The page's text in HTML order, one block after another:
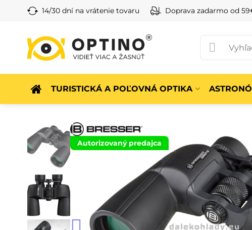
14/30 dní na vrátenie tovaru Doprava zadarmo od
TURISTICKÁ A POĽOVNÁ OPTIKA
Autorizovaný predajca